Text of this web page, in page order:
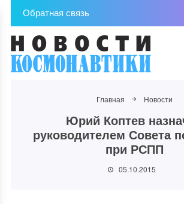
Обратная связь
Главная Новости
Юрий Коптев
руководителем Совета
при РСПП
05.10.2015